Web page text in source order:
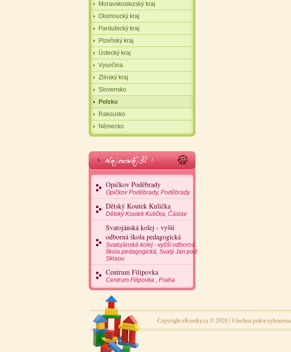
Moravskoslezský kraj
Olomoucký kraj
Pardubický kraj
Plzeňský kraj
Ústecký kraj
Vysočina
Zlínský kraj
Slovensko
Polsko
Rakousko
Německo
Opičkov Poděbrady
Opičkov Poděbrady, Poděbrady
Dětský Koutek Kulička
Dětský Koutek Kulička, Čáslav
Svatojánská kolej - vyšší
odborná škola pedagogická
Svatojánská kolej - vyšší odborná
škola pedagogická, Svatý Jan pod
Sklaou
Centrum Filipovka
Centrum Filipovka , Praha
Copyright eKoutky.cz © 2010 | Všechna práva vyhrazena